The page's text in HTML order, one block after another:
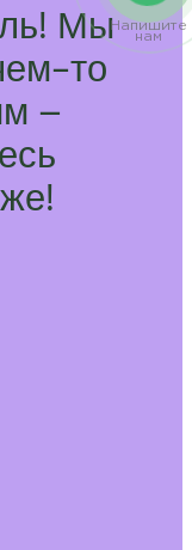
Мы
то
–
Напишите
нам